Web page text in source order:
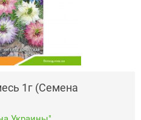
1г (Семена